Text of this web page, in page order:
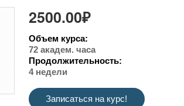
2500.00₽
Объем курса:
72 академ. часа
Продолжительность:
4 недели
Записаться на курс!